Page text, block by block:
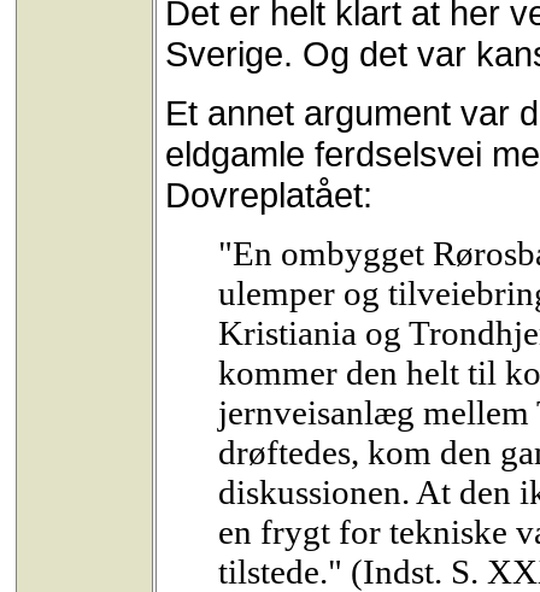
Det er helt klart at her
Sverige. Og det var
Et annet argument var
eldgamle ferdselsvei
Dovreplatået:
"En ombygget
ulemper og
Kristiania og
kommer den helt til
jernveisanlæg mellem
drøftedes, kom den
diskussionen. At den
en frygt for tekniske
tilstede." (Indst. S.